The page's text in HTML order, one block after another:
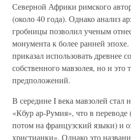
Северной Африки римского
(около 40 года). Однако анализ
гробницы позволил ученым
монумента к более ранней
приказал использовать древнее
собственного мавзолея, но и это
предположений.
В середине I века мавзолей стал
«Кбур ар-Румия», что в переводе
потом на французский языки) и
христианки». Однако это